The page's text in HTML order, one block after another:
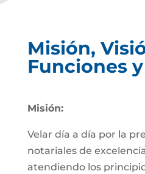
Misión,
Funciones
Misión:
Velar día a día por la
notariales de
atendiendo los